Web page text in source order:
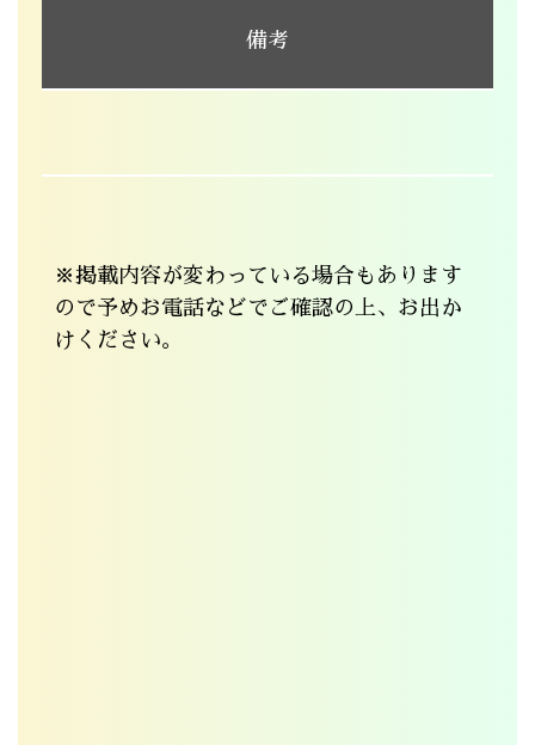
備考
※掲載内容が変わっている場合もあります
ので予めお電話などでご確認の上、お出か
けください。